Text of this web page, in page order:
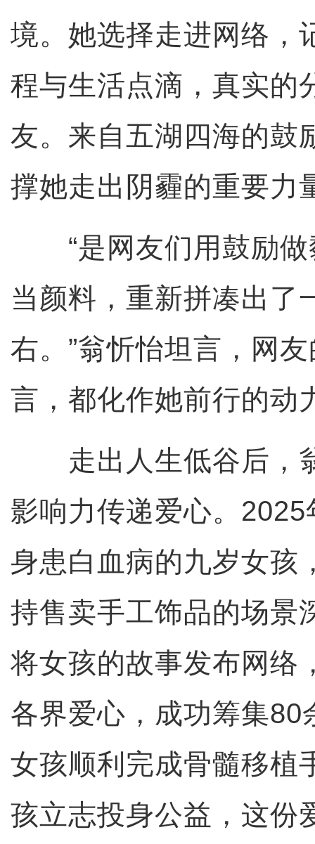
境。她选择走进网络，
程与生活点滴，真实的
友。来自五湖四海的鼓
撑她走出阴霾的重要力
“是网友们用鼓励做
当颜料，重新拼凑出了
右。”翁忻怡坦言，网
言，都化作她前行的动
走出人生低谷后，
影响力传递爱心。
身患白血病的九岁女孩
持售卖手工饰品的场景
将女孩的故事发布网络
各界爱心，成功筹集80
女孩顺利完成骨髓移植
孩立志投身公益，这份